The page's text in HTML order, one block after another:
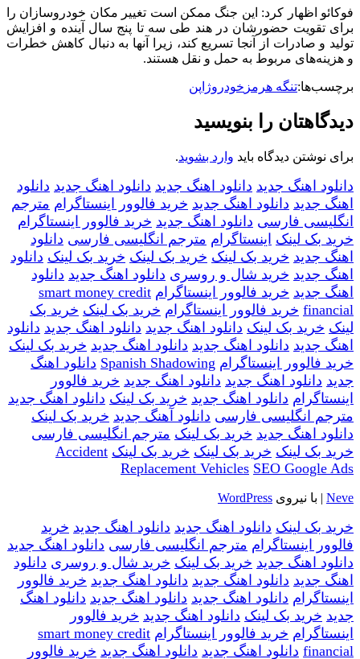
فوکائو اظهار کرد: این جنگ ممکن است تغییر مکان خودروسازان را
برای تقویت حضورشان در هند طی سه تا پنج سال آینده و افزایش
تولید و صادرات از آنجا تسریع کند، زیرا آنها به دنبال کاهش خطرات
و هزینه‌های مربوط به حمل و نقل هستند.
برچسب‌ها:تنگه هرمز خودروژاپن
دیدگاهتان را بنویسید
برای نوشتن دیدگاه باید وارد بشوید.
دانلود اهنگ جدید دانلود اهنگ جدید دانلود اهنگ جدید دانلود
اهنگ جدید دانلود اهنگ جدید خرید فالوور اینستاگرام مترجم
انگلیسی فارسی دانلود اهنگ جدید خرید فالوور اینستاگرام
خرید بک لینک اینستاگرام مترجم انگلیسی فارسی دانلود
اهنگ جدید خرید بک لینک خرید بک لینک خرید بک لینک دانلود
اهنگ جدید خرید شال و روسری دانلود اهنگ جدید دانلود
اهنگ جدید خرید فالوور اینستاگرام smart money credit
financial خرید فالوور اینستاگرام خرید بک لینک خرید بک
لینک خرید بک لینک دانلود اهنگ جدید دانلود اهنگ جدید دانلود
اهنگ جدید دانلود اهنگ جدید دانلود اهنگ جدید خرید بک لینک
خرید فالوور اینستاگرام Spanish Shadowing دانلود اهنگ
جدید دانلود اهنگ جدید دانلود اهنگ جدید خرید فالوور
اینستاگرام دانلود اهنگ جدید خرید بک لینک دانلود اهنگ جدید
مترجم انگلیسی فارسی دانلود آهنگ جدید خرید بک لینک
دانلود اهنگ جدید خرید بک لینک مترجم انگلیسی فارسی
خرید بک لینک خرید بک لینک خرید بک لینک Accident
Replacement Vehicles SEO Google Ads
Neve | با نیروی WordPress
خرید بک لینک دانلود اهنگ جدید دانلود اهنگ جدید خرید
فالوور اینستاگرام مترجم انگلیسی فارسی دانلود اهنگ جدید
دانلود اهنگ جدید خرید بک لینک خرید شال و روسری دانلود
اهنگ جدید دانلود اهنگ جدید دانلود اهنگ جدید خرید فالوور
اینستاگرام دانلود اهنگ جدید دانلود اهنگ جدید دانلود اهنگ
جدید خرید بک لینک دانلود اهنگ جدید خرید فالوور
اینستاگرام خرید فالوور اینستاگرام smart money credit
financial دانلود اهنگ جدید دانلود اهنگ جدید خرید فالوور